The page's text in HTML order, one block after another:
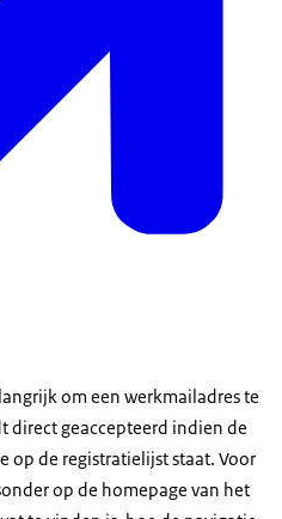
om een werkmailadres te
direct geaccepteerd indien de
op de registratielijst staat. Voor
op de homepage van het